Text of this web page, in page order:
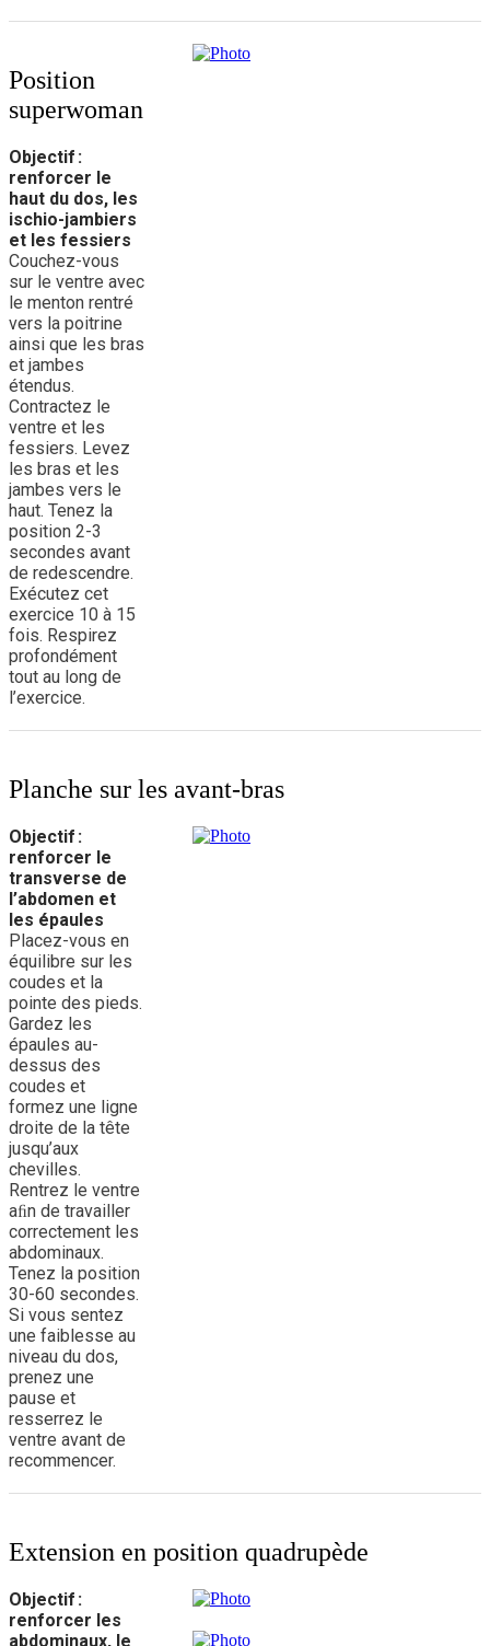
Position
superwoman
Objectif :
renforcer le
haut du dos, les
ischio-jambiers
et les fessiers
Couchez-vous
sur le ventre avec
le menton rentré
vers la poitrine
ainsi que les bras
et jambes
étendus.
Contractez le
ventre et les
fessiers. Levez
les bras et les
jambes vers le
haut. Tenez la
position 2-3
secondes avant
de redescendre.
Exécutez cet
exercice 10 à 15
fois. Respirez
profondément
tout au long de
l’exercice.
Planche sur les avant-bras
Objectif :
renforcer le
transverse de
l’abdomen et
les épaules
Placez-vous en
équilibre sur les
coudes et la
pointe des pieds.
Gardez les
épaules au-
dessus des
coudes et
formez une ligne
droite de la tête
jusqu’aux
chevilles.
Rentrez le ventre
aﬁn de travailler
correctement les
abdominaux.
Tenez la position
30-60 secondes.
Si vous sentez
une faiblesse au
niveau du dos,
prenez une
pause et
resserrez le
ventre avant de
recommencer.
Extension en position quadrupède
Objectif :
renforcer les
abdominaux, le